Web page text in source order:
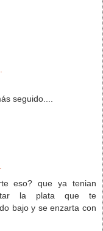
seguido....
eso? que ya tenian
la plata que te
bajo y se enzarta con